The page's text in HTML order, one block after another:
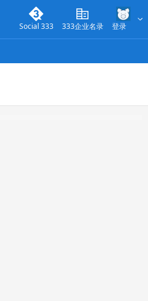
Social 333 333企业名录 登录